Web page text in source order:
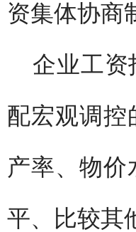
资集体协商
企业工资
配宏观调控
产率、物
平、比较其